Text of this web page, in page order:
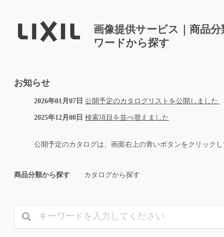
画像提供サービス｜商品分
ワードから探す
お知らせ
2026年01月07日 公開予定のカタログリストを公開しました
2025年12月08日 検索項目を並べ替えました
公開予定のカタログは、画面右上の青いボタンをクリック
商品分類から探す カタログから探す